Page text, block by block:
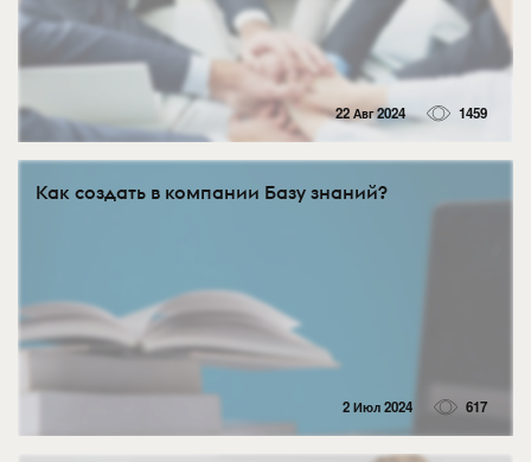
22 Авг 2024 1459
Как создать в компании Базу знаний?
2 Июл 2024 617